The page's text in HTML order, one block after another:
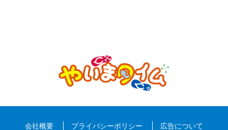
会社概要 プライバシーポリシー 広告について